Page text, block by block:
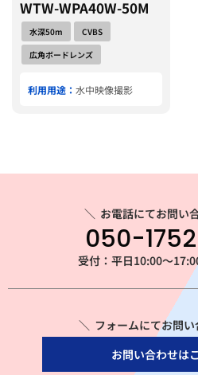
WTW-WPA40W-50M
水深50m
CVBS
広角ボードレンズ
利用用途： 水中映像撮影
＼ お電話にてお問い
050-
受付：平日10:00～
＼ フォームにてお問
お問い合わせは